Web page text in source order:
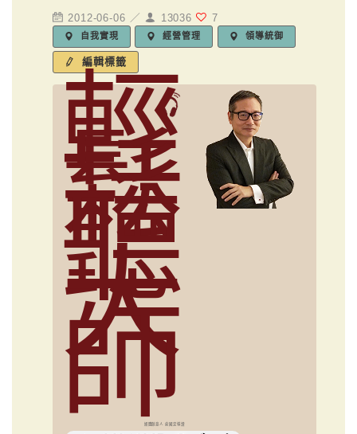
2012-06-06 ／ 13036 7
自我實現 經營管理 領導統御
編輯標籤
輕
鬆
聽
大
師
媒體創意人 俞國定導讀